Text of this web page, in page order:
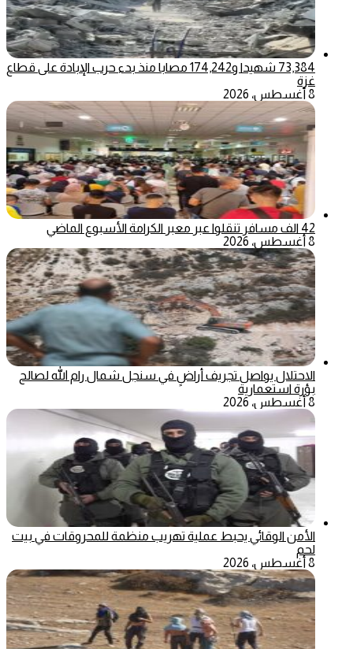
73,384 شهيدا و174,242 مصابا منذ بدء حرب الإبادة على قطاع
غزة
8 أغسطس، 2026
42 الف مسافر تنقلوا عبر معبر الكرامة الأسبوع الماضي
8 أغسطس، 2026
الاحتلال يواصل تجريف أراضٍ في سنجل شمال رام الله لصالح
بؤرة استعمارية
8 أغسطس، 2026
الأمن الوقائي يحبط عملية تهريب منظمة للمحروقات في بيت
لحم
8 أغسطس، 2026